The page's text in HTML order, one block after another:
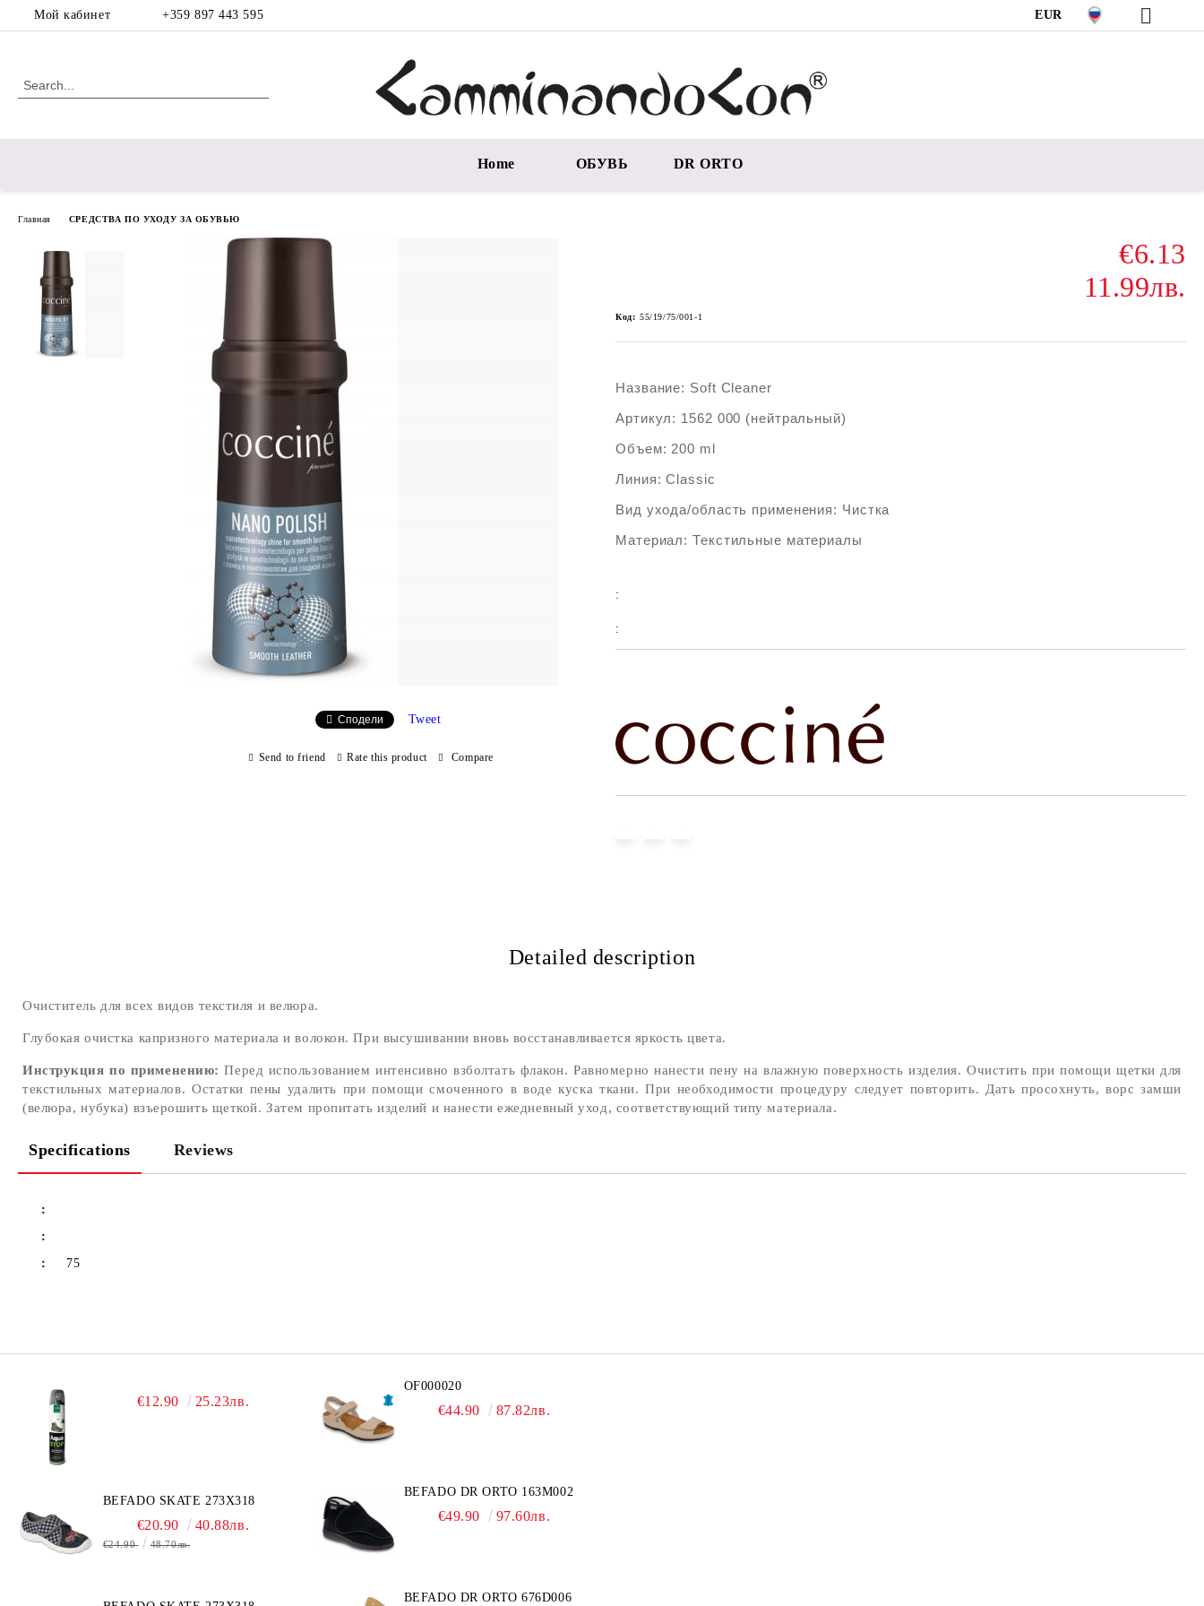
Мой кабинет +359 897 443 595 EUR
Home ОБУВЬ DR ORTO
Главная СРЕДСТВА ПО УХОДУ ЗА ОБУВЬЮ
€6.13
11.99лв.
Код: 55/19/75/001-1
Название: Soft Cleaner
Артикул: 1562 000 (нейтральный)
Объем: 200 ml
Линия: Classic
Вид ухода/область применения: Чистка
Материал: Текстильные материалы
:
:
Сподели Tweet
Send to friend Rate this product Compare
Detailed description
Очиститель для всех видов текстиля и велюра.
Глубокая очистка капризного материала и волокон. При высушивании вновь восстанавливается яркость цвета.
Инструкция по применению: Перед использованием интенсивно взболтать флакон. Равномерно нанести пену на влажную поверхность изделия. Очистить при помощи щетки для
текстильных материалов. Остатки пены удалить при помощи смоченного в воде куска ткани. При необходимости процедуру следует повторить. Дать просохнуть, ворс замши
(велюра, нубука) взъерошить щеткой. Затем пропитать изделий и нанести ежедневный уход, соответствующий типу материала.
Specifications Reviews
:
:
:
75
€12.90 25.23лв.
BEFADO SKATE 273X318
€20.90 40.88лв.
€24.90 48.70лв.
OF000020
€44.90 87.82лв.
BEFADO DR ORTO 163M002
€49.90 97.60лв.
BEFADO DR ORTO 676D006